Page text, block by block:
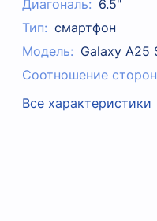
Диагональ: 6.5"
Тип: смартфон
Модель: Galaxy A25
Соотношение
Все характеристики